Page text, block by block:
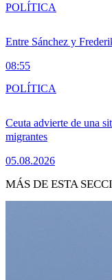
Entre Sánchez y
08:55
POLÍTICA
Ceuta advierte de una
migrantes
05.08.2026
POLÍTICA
MÁS DE ESTA